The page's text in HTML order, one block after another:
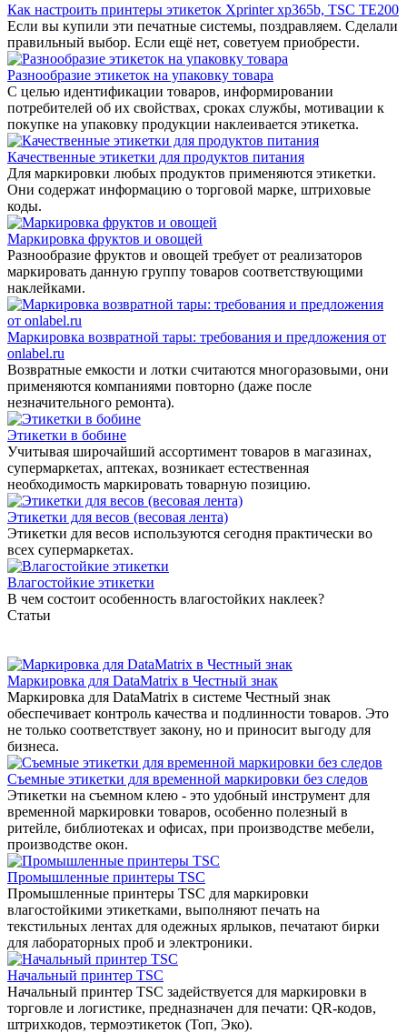
Как настроить принтеры этикеток Xprinter xp365b, TSC TE200
Если вы купили эти печатные системы, поздравляем. Сделали
правильный выбор. Если ещё нет, советуем приобрести.
Разнообразие этикеток на упаковку товара
С целью идентификации товаров, информировании
потребителей об их свойствах, сроках службы, мотивации к
покупке на упаковку продукции наклеивается этикетка.
Качественные этикетки для продуктов питания
Для маркировки любых продуктов применяются этикетки.
Они содержат информацию о торговой марке, штриховые
коды.
Маркировка фруктов и овощей
Разнообразие фруктов и овощей требует от реализаторов
маркировать данную группу товаров соответствующими
наклейками.
Маркировка возвратной тары: требования и предложения от
onlabel.ru
Возвратные емкости и лотки считаются многоразовыми, они
применяются компаниями повторно (даже после
незначительного ремонта).
Этикетки в бобине
Учитывая широчайший ассортимент товаров в магазинах,
супермаркетах, аптеках, возникает естественная
необходимость маркировать товарную позицию.
Этикетки для весов (весовая лента)
Этикетки для весов используются сегодня практически во
всех супермаркетах.
Влагостойкие этикетки
В чем состоит особенность влагостойких наклеек?
Статьи
Маркировка для DataMatrix в Честный знак
Маркировка для DataMatrix в системе Честный знак
обеспечивает контроль качества и подлинности товаров. Это
не только соответствует закону, но и приносит выгоду для
бизнеса.
Съемные этикетки для временной маркировки без следов
Этикетки на съемном клею - это удобный инструмент для
временной маркировки товаров, особенно полезный в
ритейле, библиотеках и офисах, при производстве мебели,
производстве окон.
Промышленные принтеры TSC
Промышленные принтеры TSC для маркировки
влагостойкими этикетками, выполняют печать на
текстильных лентах для одежных ярлыков, печатают бирки
для лабораторных проб и электроники.
Начальный принтер TSC
Начальный принтер TSC задействуется для маркировки в
торговле и логистике, предназначен для печати: QR-кодов,
штрихкодов, термоэтикеток (Топ, Эко).